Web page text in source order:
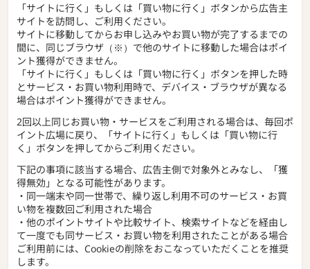
「サイトに行く」もしくは「買い物に行く」ボタンから広告主
サイトを訪問し、ご利用ください。
サイトに移動してからお申し込みやお買い物が完了するまでの
間に、同じブラウザ（※）で他のサイトに移動した場合はポイ
ント獲得ができません。
「サイトに行く」もしくは「買い物に行く」ボタンを押した時
とサービス・お買い物利用時で、デバイス・ブラウザが異なる
場合はポイント獲得ができません。
2回以上同じお買い物・サービスをご利用される場合は、毎回ポ
イント広場に戻り、「サイトに行く」もしくは「買い物に行
く」ボタンを押してからご利用ください。
下記の事項に該当する場合、広告主側で対象外とみなし、「獲
得無効」となる可能性があります。
・同一端末や同一世帯で、繰り返し利用不可のサービス・お買
い物を複数回ご利用された場合
・他のポイントサイトや比較サイト、検索サイトなどを経由し
て一度でも同サービス・お買い物を利用されたことがある場合
ご利用前には、Cookieの削除をおこなっていただくことを推奨
します。